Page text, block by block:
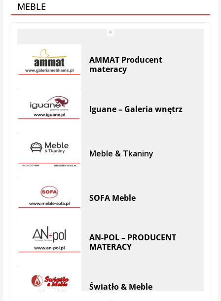
MEBLE
Iguane – Galeria wnętrz
Meble & Tkaniny
SOFA Meble
AN-POL – PRODUCENT
MATERACY
Światło & Meble
Anhel Producent materacy